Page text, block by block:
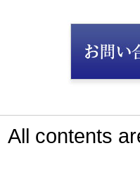
All contents